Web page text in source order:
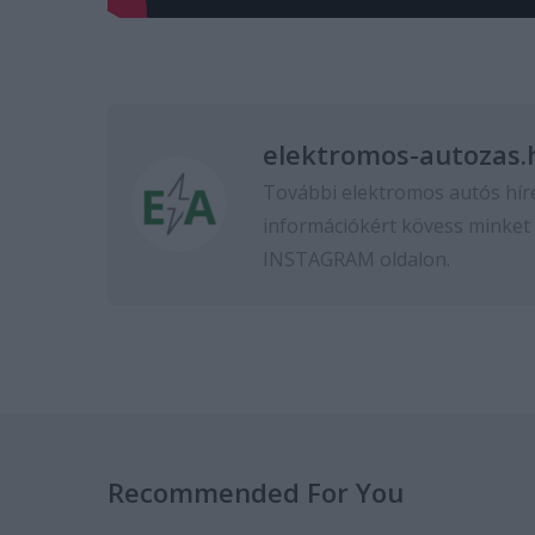
elektromos-
További elektromos autós
információkért kövess minket
INSTAGRAM oldalon.
Recommended For You